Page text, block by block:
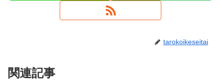
tarokoikeseitai
関連記事